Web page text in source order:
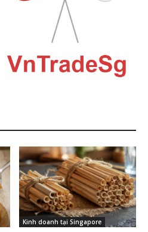
Kinh doanh tại Singapore